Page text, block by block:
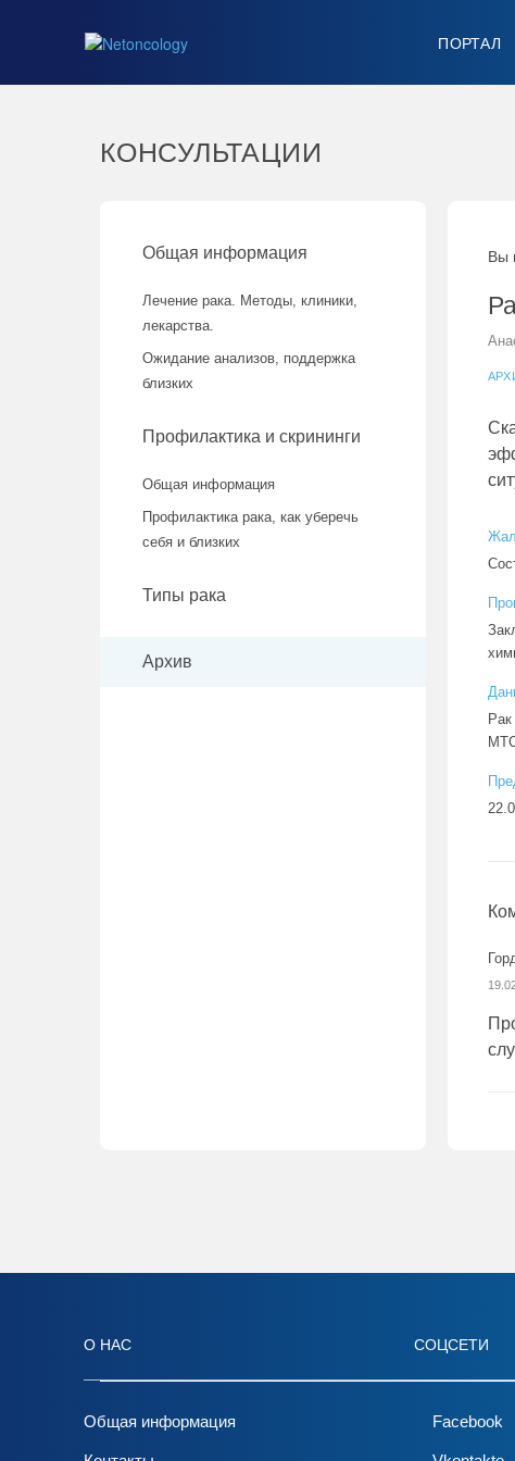
ПОРТАЛ
КОНСУЛЬТАЦИИ
Общая информация
Лечение рака. Методы, клиники,
лекарства.
Ожидание анализов, поддержка
близких
Профилактика и скрининги
Общая информация
Профилактика рака, как уберечь
себя и близких
Типы рака
Архив
Вы
О НАС
Общая информация
СОЦСЕТИ
Facebook